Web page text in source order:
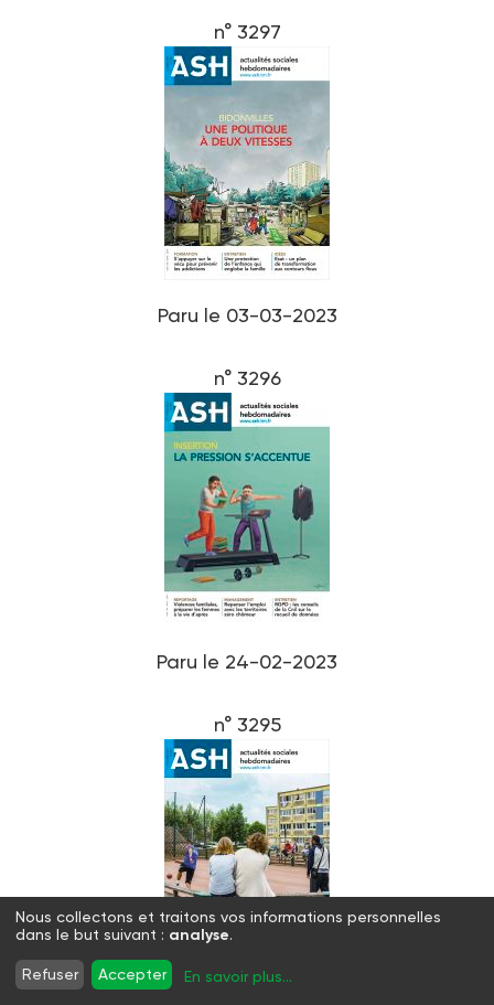
n° 3297
Paru le 03-03-2023
n° 3296
Paru le 24-02-2023
n° 3295
Nous collectons et traitons vos informations personnelles
dans le but suivant : analyse.
Refuser Accepter En savoir plus...